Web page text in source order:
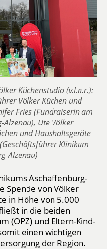
Küchenstudio (v.l.n.r.):
Völker Küchen und
Fries (Fundraiserin am
Ute Völker
und Haushaltsgeräte
Klinikum
Alzenau)
Aschaffenburg-
Spende von Völker
in Höhe von 5.000
in die beiden
(OPZ) und Eltern-Kind-
einen wichtigen
der Region.